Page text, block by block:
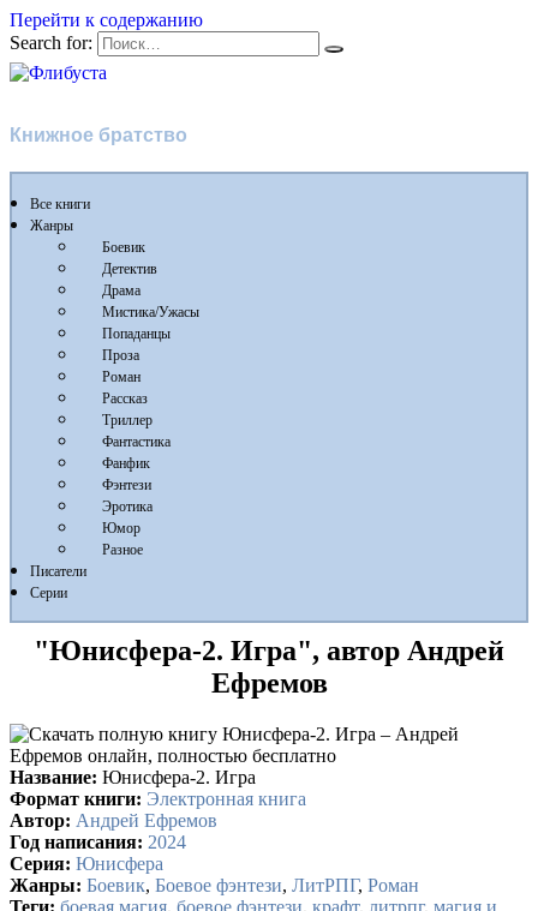
Перейти к содержанию
Search for:
Книжное братство
Все книги
Жанры
Боевик
Детектив
Драма
Мистика/Ужасы
Попаданцы
Проза
Роман
Рассказ
Триллер
Фантастика
Фанфик
Фэнтези
Эротика
Юмор
Разное
Писатели
Серии
"Юнисфера-2. Игра", автор Андрей
Ефремов
Название: Юнисфера-2. Игра
Формат книги: Электронная книга
Автор: Андрей Ефремов
Год написания: 2024
Серия: Юнисфера
Жанры: Боевик, Боевое фэнтези, ЛитРПГ, Роман
Теги: боевая магия, боевое фэнтези, крафт, литрпг, магия и